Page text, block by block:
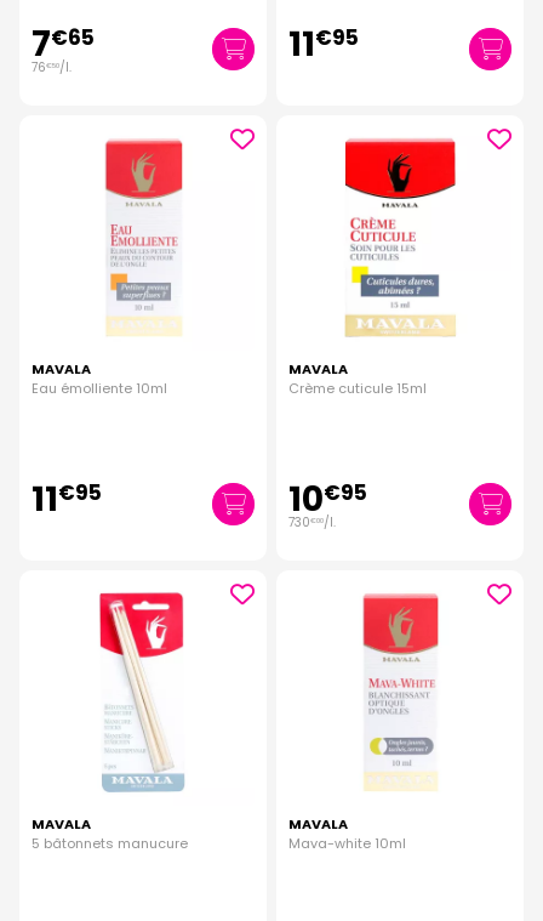
7€65
76€50/l. 11€95
MAVALA
Eau émolliente 10ml
11€95
MAVALA
Crème cuticule 15ml
10€95
730€00/l.
MAVALA
5 bâtonnets manucure
MAVALA
Mava-white 10ml